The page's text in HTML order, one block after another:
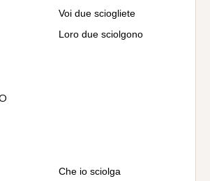
Voi due sciogliete
Loro due sciolgono
Che io sciolga